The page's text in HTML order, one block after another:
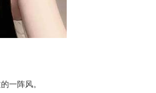
一阵风。